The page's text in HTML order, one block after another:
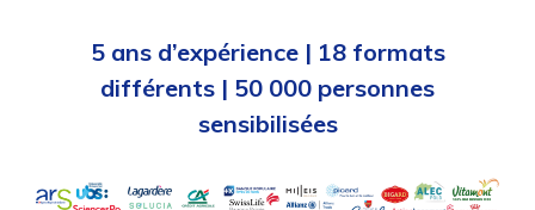
5 ans d’expérience | 18 formats
différents | 50 000 personnes
sensibilisées